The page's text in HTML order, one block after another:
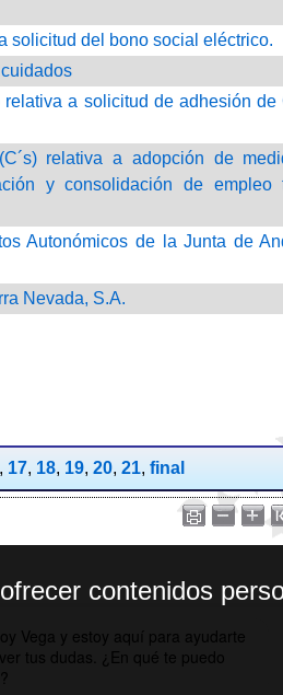
solicitud del bono social eléctrico.
a solicitud de adhesión de
relativa a adopción de
y consolidación de empleo
Autonómicos de la Junta de
Nevada, S.A.
17, 18, 19, 20, 21, final
contenidos